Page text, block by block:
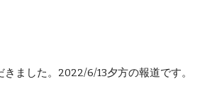
ました。2022/6/13夕方の報道です。